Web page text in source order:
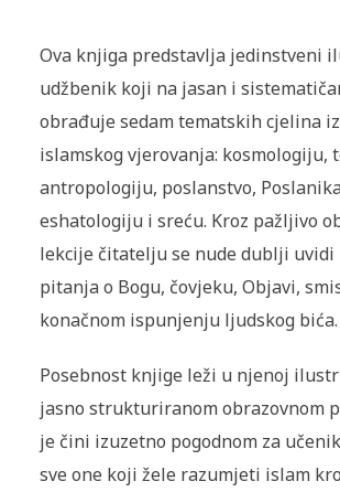
Ova knjiga predstavlja jedinstveni
udžbenik koji na jasan i
obrađuje sedam tematskih cjelina
islamskog vjerovanja: kosmologiju,
antropologiju, poslanstvo,
eshatologiju i sreću. Kroz pažljivo
lekcije čitatelju se nude dublji uvidi
pitanja o Bogu, čovjeku, Objavi,
konačnom ispunjenju ljudskog bića.
Posebnost knjige leži u njenoj
jasno strukturiranom obrazovnom
je čini izuzetno pogodnom za
sve one koji žele razumjeti islam